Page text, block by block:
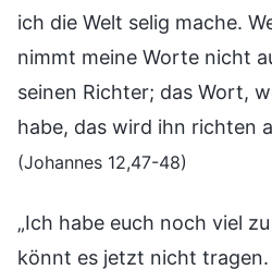
ich die Welt selig mache.
nimmt meine Worte nicht
seinen Richter; das Wort,
habe, das wird ihn richten
(Johannes 12,47-48)
„Ich habe euch noch viel
könnt es jetzt nicht tragen.